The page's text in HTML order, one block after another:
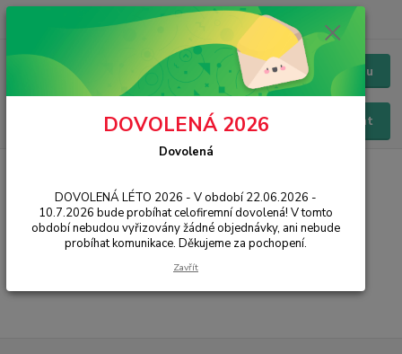
Menu
Hledat
Chat / Online podpora - 24/7
originál Apple
DOVOLENÁ 2026
Dovolená
DOVOLENÁ LÉTO 2026 - V období 22.06.2026 -
10.7.2026 bude probíhat celofiremní dovolená! V tomto
období nebudou vyřizovány žádné objednávky, ani nebude
probíhat komunikace. Děkujeme za pochopení.
Zavřít